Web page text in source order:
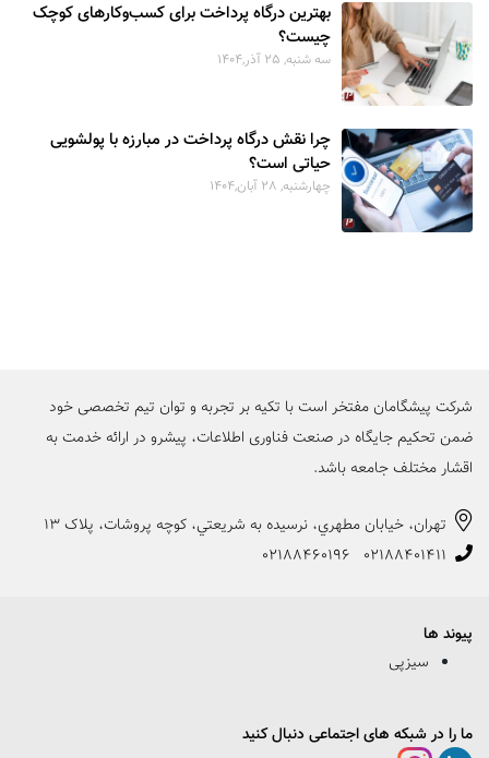
بهترین درگاه پرداخت برای کسب‌وکارهای کوچک
چیست؟
سه شنبه, 25 آذر,1404
چرا نقش درگاه پرداخت در مبارزه با پولشویی
حیاتی است؟
چهارشنبه, 28 آبان,1404
شرکت پیشگامان مفتخر است با تکیه بر تجربه و توان تیم تخصصی خود
ضمن تحکیم جایگاه در صنعت فناوری اطلاعات، پیشرو در ارائه خدمت به
اقشار مختلف جامعه باشد.
تهران، خيابان مطهري، نرسيده به شريعتي، کوچه پروشات، پلاک 13
02188401411
02188460196
پیوند ها
سیزپی
ما را در شبکه های اجتماعی دنبال کنید